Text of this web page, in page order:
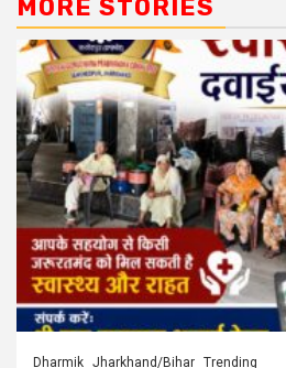
MORE STORIES
Dharmik Jharkhand/Bihar Trending